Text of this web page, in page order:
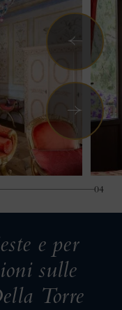
04
e per
sulle
Torre